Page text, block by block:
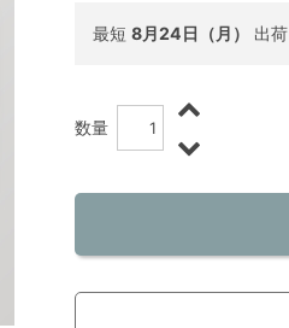
最短 8月24日（月） 出荷
数量